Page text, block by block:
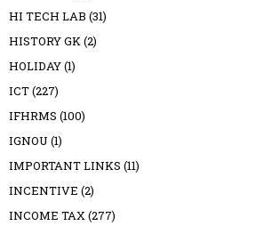
HI TECH LAB (31)
HISTORY GK(2)
HOLIDAY(1)
ICT(227)
IFHRMS (100)
IGNOU (1)
IMPORTANT LINKS (11)
INCENTIVE (2)
INCOME TAX(277)